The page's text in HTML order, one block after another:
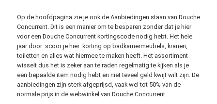
Op de hoofdpagina zie je ook de Aanbiedingen staan van Douche
Concurrent. Dit is een manier om te besparen zonder dat je hier
voor een Douche Concurrent kortingscode nodig hebt. Het hele
jaar door scoor je hier korting op badkamermeubels, kranen,
toiletten en alles wat hiermee te maken heeft. Het assortiment
wisselt dus het is zeker aan te raden regelmatig te kijken als je
een bepaalde item nodig hebt en niet teveel geld kwijt wilt zijn. De
aanbiedingen zijn sterk afgeprijsd, vaak wel tot 50% van de
normale prijs in de webwinkel van Douche Concurrent.